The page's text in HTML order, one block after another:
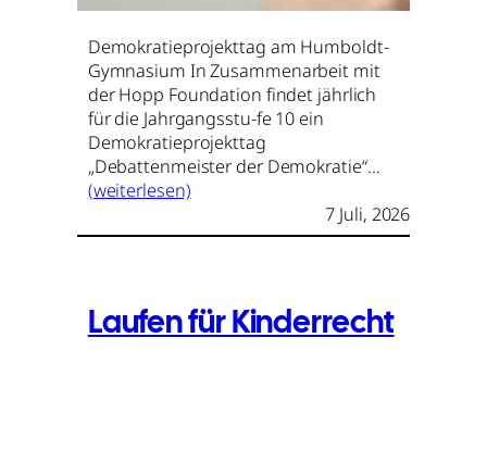
Demokratieprojekttag am Humboldt-
Gymnasium In Zusammenarbeit mit
der Hopp Foundation findet jährlich
für die Jahrgangsstu-fe 10 ein
Demokratieprojekttag
„Debattenmeister der Demokratie“…
(weiterlesen)
7 Juli, 2026
Laufen für Kinderrecht